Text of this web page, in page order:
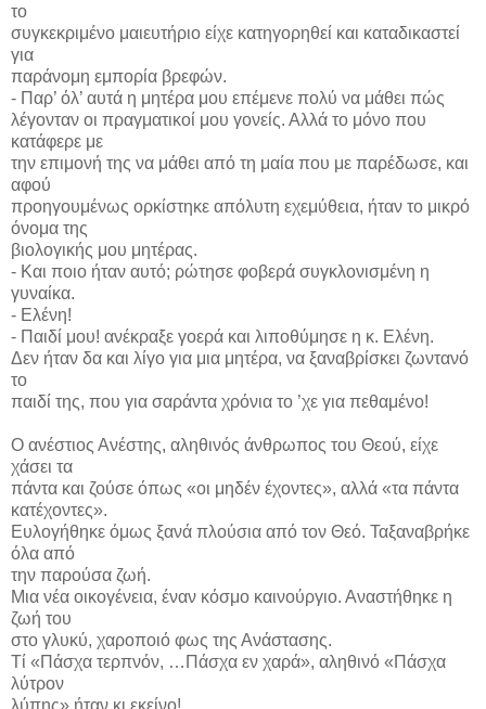
το
συγκεκριμένο μαιευτήριο είχε κατηγορηθεί και καταδικαστεί
για
παράνομη εμπορία βρεφών.
- Παρ’ όλ’ αυτά η μητέρα μου επέμενε πολύ να μάθει πώς
λέγονταν οι πραγματικοί μου γονείς. Αλλά το μόνο που
κατάφερε με
την επιμονή της να μάθει από τη μαία που με παρέδωσε, και
αφού
προηγουμένως ορκίστηκε απόλυτη εχεμύθεια, ήταν το μικρό
όνομα της
βιολογικής μου μητέρας.
- Και ποιο ήταν αυτό; ρώτησε φοβερά συγκλονισμένη η
γυναίκα.
- Ελένη!
- Παιδί μου! ανέκραξε γοερά και λιποθύμησε η κ. Ελένη.
Δεν ήταν δα και λίγο για μια μητέρα, να ξαναβρίσκει ζωντανό
το
παιδί της, που για σαράντα χρόνια το ’χε για πεθαμένο!
Ο ανέστιος Ανέστης, αληθινός άνθρωπος του Θεού, είχε
χάσει τα
πάντα και ζούσε όπως «οι μηδέν έχοντες», αλλά «τα πάντα
κατέχοντες».
Ευλογήθηκε όμως ξανά πλούσια από τον Θεό. Ταξαναβρήκε
όλα από
την παρούσα ζωή.
Μια νέα οικογένεια, έναν κόσμο καινούργιο. Αναστήθηκε η
ζωή του
στο γλυκύ, χαροποιό φως της Ανάστασης.
Τί «Πάσχα τερπνόν, …Πάσχα εν χαρά», αληθινό «Πάσχα
λύτρον
λύπης» ήταν κι εκείνο!